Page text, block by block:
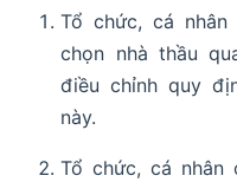
Tổ chức, cá
chọn nhà thầu
điều chỉnh quy
này.
Tổ chức, cá nhân